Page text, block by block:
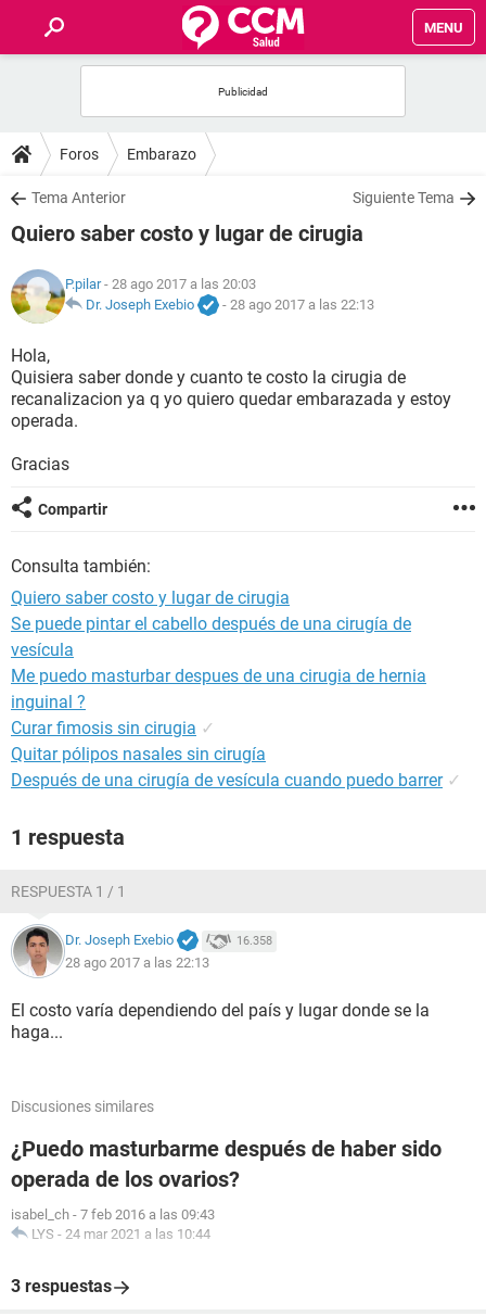
MENU
FOROS
SALUD
FAMILIA
NUTRICIÓN
BIENESTAR
SEXUALIDAD
GLOSARIO
Foros Embarazo
Tema Anterior Siguiente Tema
Quiero saber costo y lugar de cirugia
P.pilar- 28 ago 2017 a las 20:03
Dr. Joseph Exebio
- 28 ago 2017 a las 22:13
Hola,
Quisiera saber donde y cuanto te costo la cirugia de
recanalizacion ya q yo quiero quedar embarazada y estoy
operada.
Gracias
Compartir
Consulta también:
Quiero saber costo y lugar de cirugia
Se puede pintar el cabello después de una cirugía de
vesícula
Me puedo masturbar despues de una cirugia de hernia
inguinal ?
Curar fimosis sin cirugia ✓
Quitar pólipos nasales sin cirugía
Después de una cirugía de vesícula cuando puedo barrer ✓
1 respuesta
RESPUESTA 1 / 1
Dr. Joseph Exebio 16.358
28 ago 2017 a las 22:13
El costo varía dependiendo del país y lugar donde se la
haga...
Discusiones similares
¿Puedo masturbarme después de haber sido
operada de los ovarios?
isabel_ch - 7 feb 2016 a las 09:43
LYS - 24 mar 2021 a las 10:44
3 respuestas